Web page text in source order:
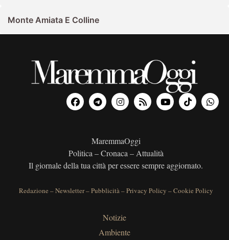
Monte Amiata E Colline
MaremmaOggi
Politica – Cronaca – Attualità
Il giornale della tua città per essere sempre aggiornato.
Redazione –Newsletter–Pubblicità–Privacy Policy –Cookie Policy
Notizie
Ambiente